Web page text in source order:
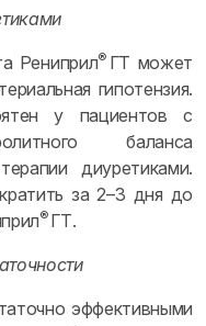
Рениприл® ГТ может
гипотензия.
у пациентов с
баланса
диуретиками.
за 2–3 дня до
® ГТ.
эффективными